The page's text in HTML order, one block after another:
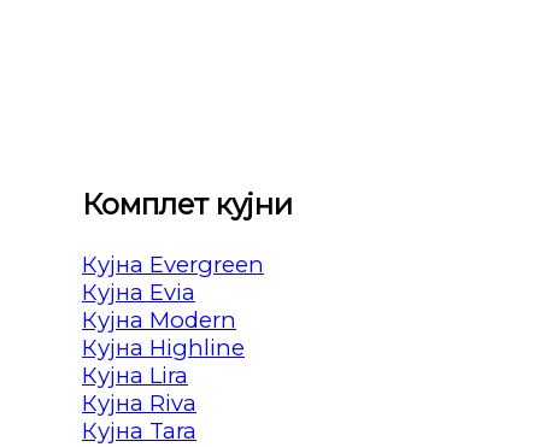
Комплет кујни
Кујна Evergreen
Кујна Evia
Кујна Modern
Кујна Highline
Кујна Lira
Кујна Riva
Кујна Tara